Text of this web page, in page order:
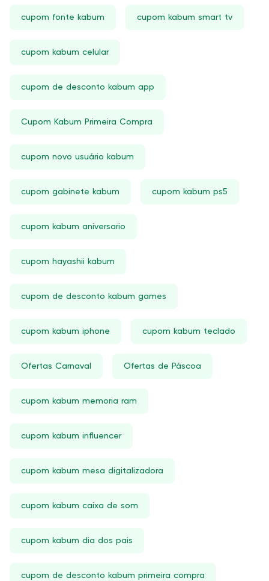
cupom fonte kabum cupom kabum smart tv
cupom kabum celular
cupom de desconto kabum app
Cupom Kabum Primeira Compra
cupom novo usuário kabum
cupom gabinete kabum cupom kabum ps5
cupom kabum aniversario
cupom hayashii kabum
cupom de desconto kabum games
cupom kabum iphone cupom kabum teclado
Ofertas Carnaval Ofertas de Páscoa
cupom kabum memoria ram
cupom kabum influencer
cupom kabum mesa digitalizadora
cupom kabum caixa de som
cupom kabum dia dos pais
cupom de desconto kabum primeira compra